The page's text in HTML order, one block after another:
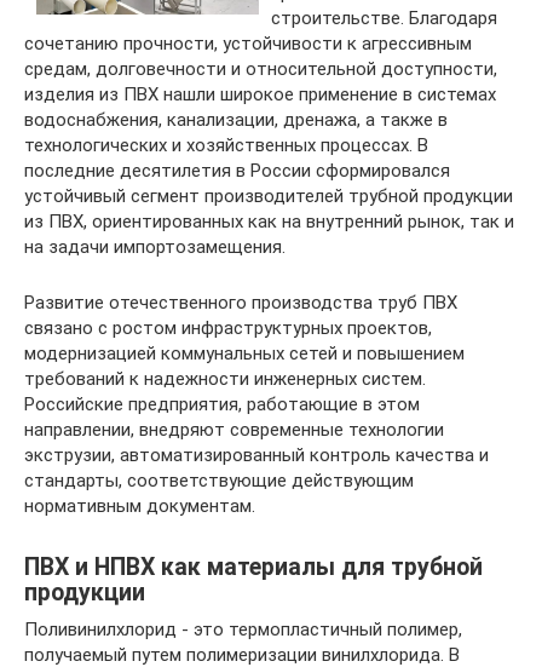
строительстве. Благодаря
сочетанию прочности, устойчивости к агрессивным
средам, долговечности и относительной доступности,
изделия из ПВХ нашли широкое применение в системах
водоснабжения, канализации, дренажа, а также в
технологических и хозяйственных процессах. В
последние десятилетия в России сформировался
устойчивый сегмент производителей трубной продукции
из ПВХ, ориентированных как на внутренний рынок, так и
на задачи импортозамещения.
Развитие отечественного производства труб ПВХ
связано с ростом инфраструктурных проектов,
модернизацией коммунальных сетей и повышением
требований к надежности инженерных систем.
Российские предприятия, работающие в этом
направлении, внедряют современные технологии
экструзии, автоматизированный контроль качества и
стандарты, соответствующие действующим
нормативным документам.
ПВХ и НПВХ как материалы для трубной
продукции
Поливинилхлорид - это термопластичный полимер,
получаемый путем полимеризации винилхлорида. В